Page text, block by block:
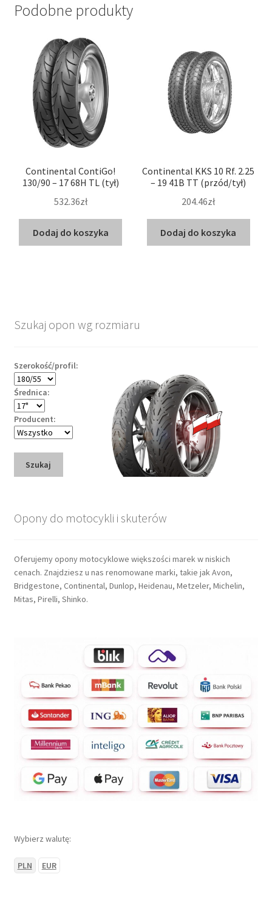
Podobne produkty
Continental ContiGo!
130/90 – 17 68H TL (tył)
532.36zł
Dodaj do koszyka
Continental KKS 10 Rf. 2.25
– 19 41B TT (przód/tył)
204.46zł
Dodaj do koszyka
Szukaj opon wg rozmiaru
Szerokość/profil:
Średnica:
Producent:
Szukaj
Opony do motocykli i skuterów
Oferujemy opony motocyklowe większości marek w niskich
cenach. Znajdziesz u nas renomowane marki, takie jak Avon,
Bridgestone, Continental, Dunlop, Heidenau, Metzeler, Michelin,
Mitas, Pirelli, Shinko.
Wybierz walutę:
PLN EUR